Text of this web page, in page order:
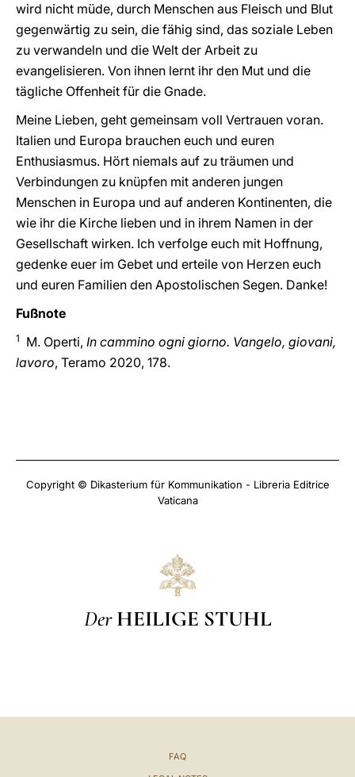
wird nicht müde, durch Menschen aus Fleisch und Blut
gegenwärtig zu sein, die fähig sind, das soziale Leben
zu verwandeln und die Welt der Arbeit zu
evangelisieren. Von ihnen lernt ihr den Mut und die
tägliche Offenheit für die Gnade.
Meine Lieben, geht gemeinsam voll Vertrauen voran.
Italien und Europa brauchen euch und euren
Enthusiasmus. Hört niemals auf zu träumen und
Verbindungen zu knüpfen mit anderen jungen
Menschen in Europa und auf anderen Kontinenten, die
wie ihr die Kirche lieben und in ihrem Namen in der
Gesellschaft wirken. Ich verfolge euch mit Hoffnung,
gedenke euer im Gebet und erteile von Herzen euch
und euren Familien den Apostolischen Segen. Danke!
Fußnote
1 M. Operti, In cammino ogni giorno. Vangelo, giovani,
lavoro, Teramo 2020, 178.
Copyright © Dikasterium für Kommunikation - Libreria Editrice
Vaticana
Der HEILIGE STUHL
FAQ